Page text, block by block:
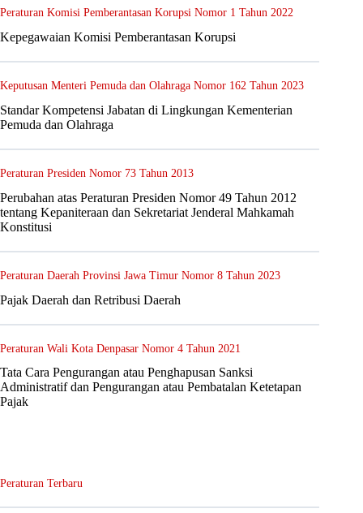
Peraturan Komisi Pemberantasan Korupsi Nomor 1 Tahun 2022
Kepegawaian Komisi Pemberantasan Korupsi
Keputusan Menteri Pemuda dan Olahraga Nomor 162 Tahun 2023
Standar Kompetensi Jabatan di Lingkungan Kementerian
Pemuda dan Olahraga
Peraturan Presiden Nomor 73 Tahun 2013
Perubahan atas Peraturan Presiden Nomor 49 Tahun 2012
tentang Kepaniteraan dan Sekretariat Jenderal Mahkamah
Konstitusi
Peraturan Daerah Provinsi Jawa Timur Nomor 8 Tahun 2023
Pajak Daerah dan Retribusi Daerah
Peraturan Wali Kota Denpasar Nomor 4 Tahun 2021
Tata Cara Pengurangan atau Penghapusan Sanksi
Administratif dan Pengurangan atau Pembatalan Ketetapan
Pajak
Peraturan Terbaru